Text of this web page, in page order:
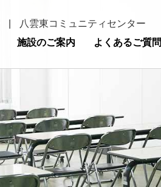
八雲東コミュニティセンター
施設のご案内 よくあるご質問